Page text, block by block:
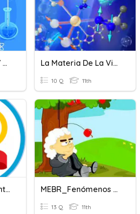
Fuerzas, Energía Y Materia La Materia De La Vida 1ºBachillerato
10 Q 11th
Enlace Y Fuerzas Intermolecular MEBR_Fenómenos Debidos A La Fuerzas Gravitatoria Y Magnética
13 Q 11th